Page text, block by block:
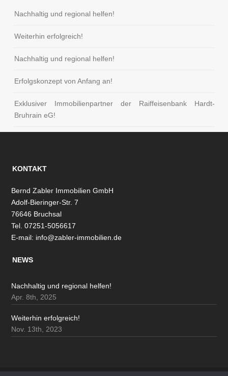
Nachhaltig und regional helfen!
Weiterhin erfolgreich!
Nachhaltig und regional helfen!
Erfolgskonzept von Anfang an!
Exklusiver Immobilienpartner der Raiffeisenbank Hardt-
Bruhrain eG!
KONTAKT
Bernd Zabler Immobilien GmbH
Adolf-Bieringer-Str. 7
76646 Bruchsal
Tel. 07251-5056617
E-mail: info@zabler-immobilien.de
NEWS
Nachhaltig und regional helfen!
Apr. 8th, 2025
Weiterhin erfolgreich!
Nov. 13th, 2023